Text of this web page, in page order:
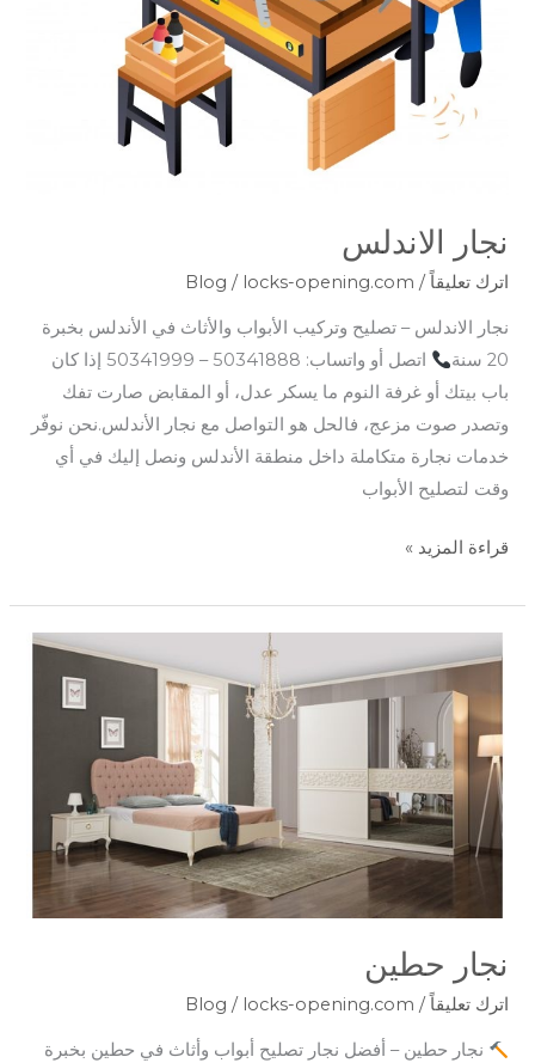
نجار الاندلس
اترك تعليقاً /
Blog / locks-opening.com
نجار الاندلس – تصليح وتركيب الأبواب والأثاث في الأندلس بخبرة
20 سنة
اتصل أو واتساب: 50341888 – 50341999 إذا كان
باب بيتك أو غرفة النوم ما يسكر عدل، أو المقابض صارت تفك
وتصدر صوت مزعج، فالحل هو التواصل مع نجار الأندلس.نحن نوفّر
خدمات نجارة متكاملة داخل منطقة الأندلس ونصل إليك في أي
وقت لتصليح الأبواب
قراءة المزيد »
نجار حطين
اترك تعليقاً /
Blog / locks-opening.com
نجار حطين – أفضل نجار تصليح أبواب وأثاث في حطين بخبرة
نجار